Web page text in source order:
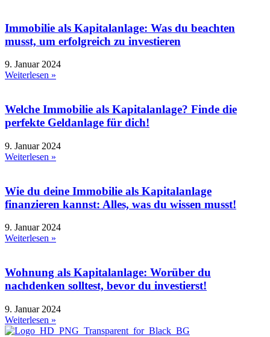
Immobilie als Kapitalanlage: Was du beachten
musst, um erfolgreich zu investieren
9. Januar 2024
Weiterlesen »
Welche Immobilie als Kapitalanlage? Finde die
perfekte Geldanlage für dich!
9. Januar 2024
Weiterlesen »
Wie du deine Immobilie als Kapitalanlage
finanzieren kannst: Alles, was du wissen musst!
9. Januar 2024
Weiterlesen »
Wohnung als Kapitalanlage: Worüber du
nachdenken solltest, bevor du investierst!
9. Januar 2024
Weiterlesen »